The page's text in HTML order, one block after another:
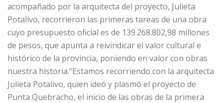
acompañado por la arquitecta del proyecto, Julieta
Potalivo, recorrieron las primeras tareas de una obra
cuyo presupuesto oficial es de 139.268.802,98 millones
de pesos, que apunta a reivindicar el valor cultural e
histórico de la provincia, poniendo en valor con obras
nuestra historia.“Estamos recorriendo con la arquitecta
Julieta Potalivo, quien ideó y plasmó el proyecto de
Punta Quebracho, el inicio de las obras de la primera